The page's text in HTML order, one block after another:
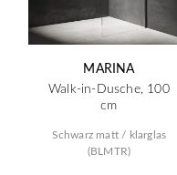
MARINA
Walk-in-Dusche, 100
cm
Schwarz matt / klarglas
(BLMTR)